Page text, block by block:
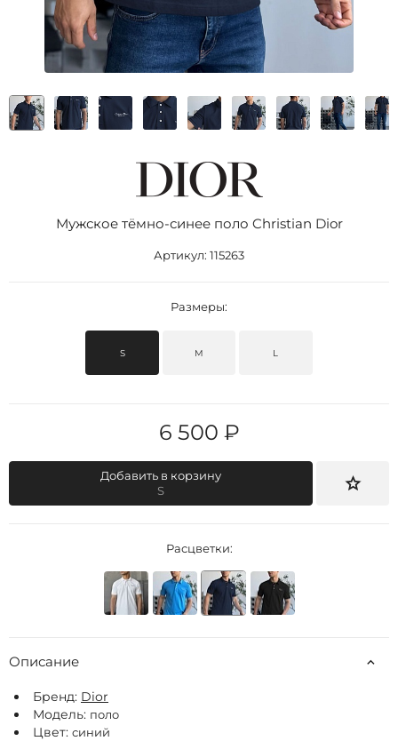
Мужское тёмно-синее поло Christian Dior
Артикул: 115263
Размеры:
S M L
6 500 ₽
Добавить в корзину
S
Расцветки:
Описание
Бренд: Dior
Модель: поло
Цвет: синий